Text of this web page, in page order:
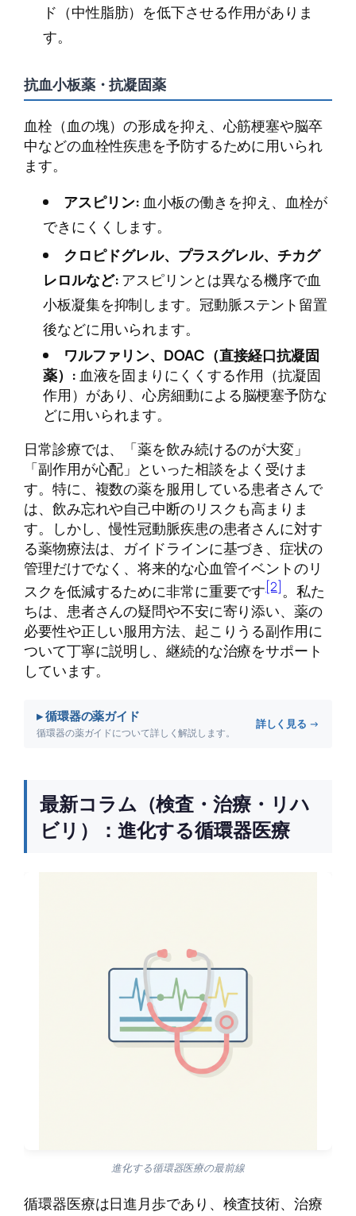
ド（中性脂肪）を低下させる作用がありま
す。
抗血小板薬・抗凝固薬
血栓（血の塊）の形成を抑え、心筋梗塞や脳卒
中などの血栓性疾患を予防するために用いられ
ます。
アスピリン: 血小板の働きを抑え、血栓が
できにくくします。
クロピドグレル、プラスグレル、チカグ
レロルなど:アスピリンとは異なる機序で血
小板凝集を抑制します。冠動脈ステント留置
後などに用いられます。
ワルファリン、DOAC（直接経口抗凝固
薬）: 血液を固まりにくくする作用（抗凝固
作用）があり、心房細動による脳梗塞予防な
どに用いられます。
日常診療では、「薬を飲み続けるのが大変」
「副作用が心配」といった相談をよく受けま
す。特に、複数の薬を服用している患者さんで
は、飲み忘れや自己中断のリスクも高まりま
す。しかし、慢性冠動脈疾患の患者さんに対す
る薬物療法は、ガイドラインに基づき、症状の
管理だけでなく、将来的な心血管イベントのリ
スクを低減するために非常に重要です[2]。私た
ちは、患者さんの疑問や不安に寄り添い、薬の
必要性や正しい服用方法、起こりうる副作用に
ついて丁寧に説明し、継続的な治療をサポート
しています。
▸ 循環器の薬ガイド
循環器の薬ガイドについて詳しく解説します。
詳しく見る →
最新コラム（検査・治療・リハ
ビリ）：進化する循環器医療
進化する循環器医療の最前線
循環器医療は日進月歩であり、検査技術、治療